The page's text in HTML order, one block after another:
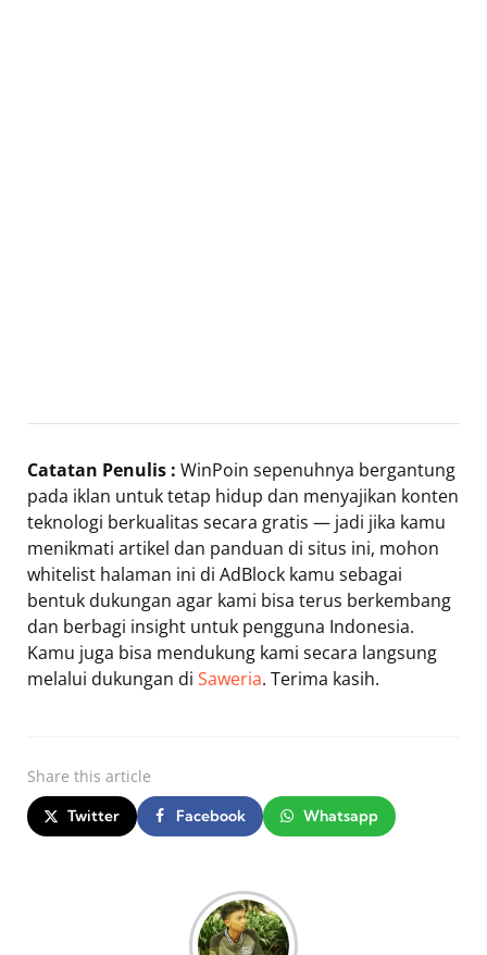
Catatan Penulis : WinPoin sepenuhnya bergantung
pada iklan untuk tetap hidup dan menyajikan konten
teknologi berkualitas secara gratis — jadi jika kamu
menikmati artikel dan panduan di situs ini, mohon
whitelist halaman ini di AdBlock kamu sebagai
bentuk dukungan agar kami bisa terus berkembang
dan berbagi insight untuk pengguna Indonesia.
Kamu juga bisa mendukung kami secara langsung
melalui dukungan di Saweria. Terima kasih.
Share this article
Twitter Facebook Whatsapp